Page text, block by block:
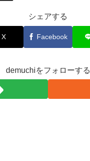
シェアする
X Facebook
demuchiをフォローする